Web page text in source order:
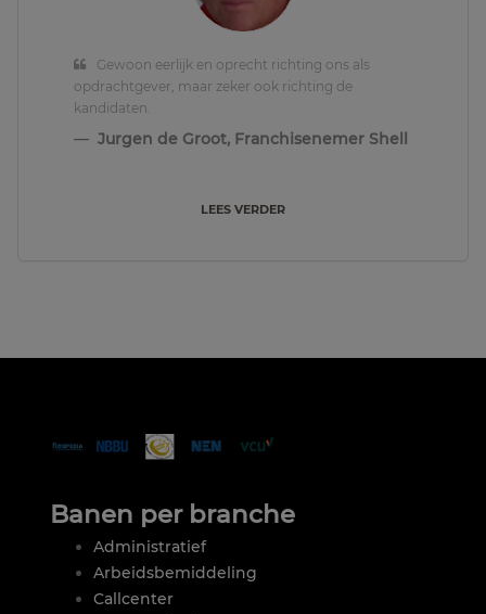
Gewoon eerlijk en oprecht richting ons als
opdrachtgever, maar zeker ook richting de
kandidaten.
Jurgen de Groot, Franchisenemer Shell
LEES VERDER
Banen per branche
Administratief
Arbeidsbemiddeling
Callcenter